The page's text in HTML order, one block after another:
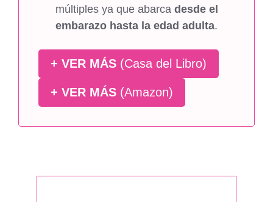
múltiples ya que abarca desde el
embarazo hasta la edad adulta.
+ VER MÁS (Casa del Libro)
+ VER MÁS (Amazon)